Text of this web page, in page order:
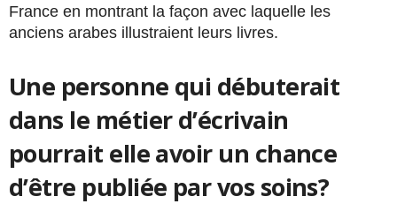
France en montrant la façon avec laquelle les
anciens arabes illustraient leurs livres.
Une personne qui débuterait
dans le métier d’écrivain
pourrait elle avoir un chance
d’être publiée par vos soins?